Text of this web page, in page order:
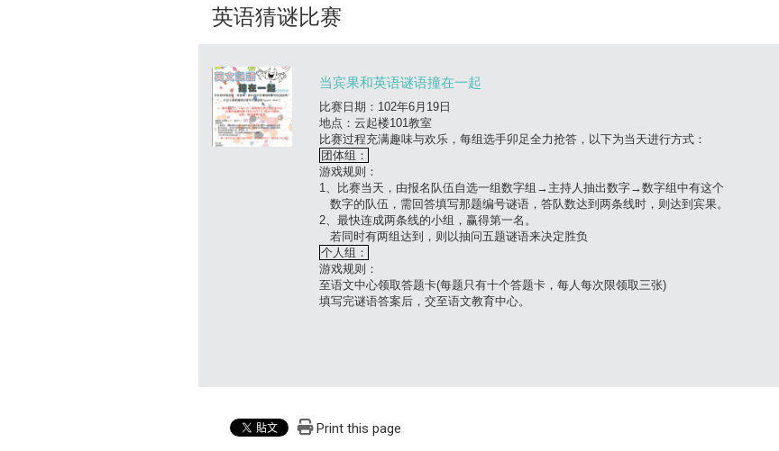
英语猜谜比赛
当宾果和英语谜语撞在一起
比赛日期：102年6月19日
地点：云起楼101教室
比赛过程充满趣味与欢乐，每组选手卯足全力抢答，以下为当天进行方式：
团体组：
游戏规则：
1、比赛当天，由报名队伍自选一组数字组→主持人抽出数字→数字组中有这个
数字的队伍，需回答填写那题编号谜语，答队数达到两条线时，则达到宾果。
2、最快连成两条线的小组，赢得第一名。
若同时有两组达到，则以抽问五题谜语来决定胜负
个人组：
游戏规则：
至语文中心领取答题卡(每题只有十个答题卡，每人每次限领取三张)
填写完谜语答案后，交至语文教育中心。
Print this page